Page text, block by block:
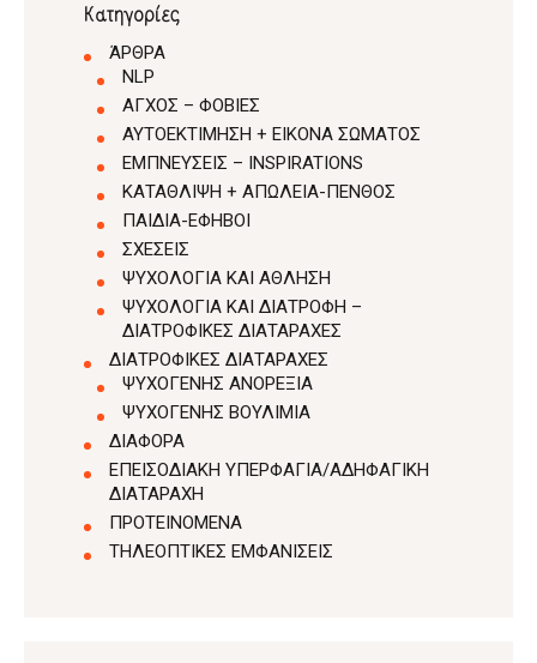
Κατηγορίες
ΆΡΘΡΑ
NLP
ΑΓΧΟΣ – ΦΟΒΙΕΣ
ΑΥΤΟΕΚΤΙΜΗΣΗ + ΕΙΚΟΝΑ ΣΩΜΑΤΟΣ
ΕΜΠΝΕΥΣΕΙΣ – INSPIRATIONS
ΚΑΤΑΘΛΙΨΗ + ΑΠΩΛΕΙΑ-ΠΕΝΘΟΣ
ΠΑΙΔΙΑ-ΕΦΗΒΟΙ
ΣΧΕΣΕΙΣ
ΨΥΧΟΛΟΓΙΑ ΚΑΙ ΑΘΛΗΣΗ
ΨΥΧΟΛΟΓΙΑ ΚΑΙ ΔΙΑΤΡΟΦΗ –
ΔΙΑΤΡΟΦΙΚΕΣ ΔΙΑΤΑΡΑΧΕΣ
ΔΙΑΤΡΟΦΙΚΕΣ ΔΙΑΤΑΡΑΧΕΣ
ΨΥΧΟΓΕΝΗΣ ΑΝΟΡΕΞΙΑ
ΨΥΧΟΓΕΝΗΣ ΒΟΥΛΙΜΙΑ
ΔΙΑΦΟΡΑ
ΕΠΕΙΣΟΔΙΑΚΗ ΥΠΕΡΦΑΓΙΑ/ΑΔΗΦΑΓΙΚΗ
ΔΙΑΤΑΡΑΧΗ
ΠΡΟΤΕΙΝΟΜΕΝΑ
ΤΗΛΕΟΠΤΙΚΕΣ ΕΜΦΑΝΙΣΕΙΣ